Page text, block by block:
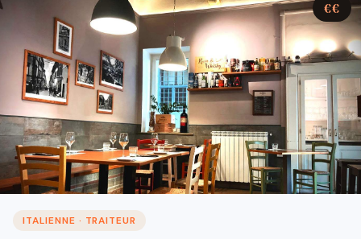
€€
ITALIENNE · TRAITEUR